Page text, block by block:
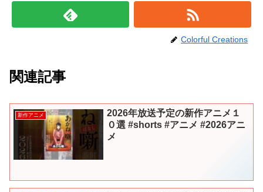
Colorful Creations
関連記事
新作アニメ
2026年放送予定の新作アニメ１
０選 #shorts #アニメ #2026アニ
メ